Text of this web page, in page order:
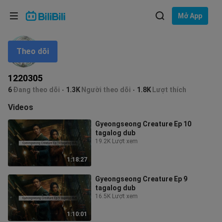
Mở App
1220305
6Đang theo dõi 1.3K Người theo dõi 1.8K Lượt thích
Theo dõi
Videos
1:18:27
Gyeongseong Creature Ep 10
tagalog dub
19.2K Lượt xem
1:10:01
Gyeongseong Creature Ep 9
tagalog dub
16.5K Lượt xem
Ngôn ngữ: Tiếng Việt
Lựa chọn ngôn ngữ
English
ภาษาไทย
Tiếng Việt
Bahasa Melayu